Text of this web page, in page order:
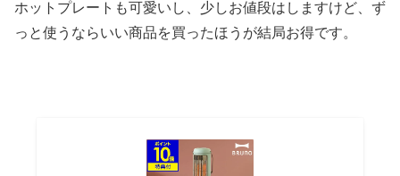
ホットプレートも可愛いし、少しお値段はしますけど、ず
っと使うならいい商品を買ったほうが結局お得です。